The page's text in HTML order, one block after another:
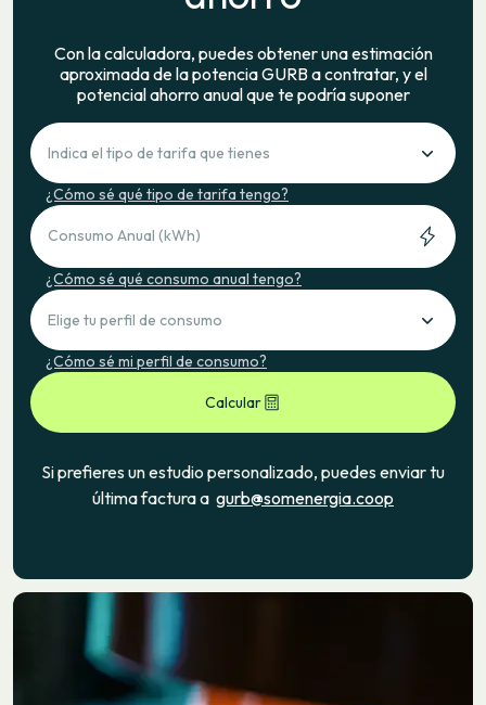
Con la calculadora, puedes obtener una estimación
aproximada de la potencia GURB a contratar, y el
potencial ahorro anual que te podría suponer
Indica el tipo de tarifa que tienes
¿Cómo sé qué tipo de tarifa tengo?
Consumo Anual (kWh)
¿Cómo sé qué consumo anual tengo?
Elige tu perfil de consumo
¿Cómo sé mi perfil de consumo?
Calcular
Si prefieres un estudio personalizado, puedes enviar tu
última factura a gurb@somenergia.coop